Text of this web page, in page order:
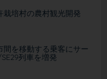
栽培村の農村観光開発
間を移動する乗客にサー
列車を増発